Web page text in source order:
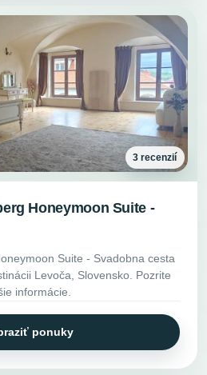
3 recenzií
Honeymoon Suite -
Suite - Svadobna cesta
Levoča, Slovensko. Pozrite
informácie.
ponuky